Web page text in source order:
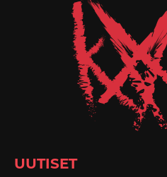
UUTISET